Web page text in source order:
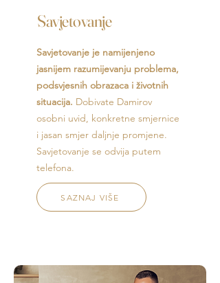
Savjetovanje
Savjetovanje je namijenjeno
jasnijem razumijevanju problema,
podsvjesnih obrazaca i životnih
situacija. Dobivate Damirov
osobni uvid, konkretne smjernice
i jasan smjer daljnje promjene.
Savjetovanje se odvija putem
telefona.
SAZNAJ VIŠE